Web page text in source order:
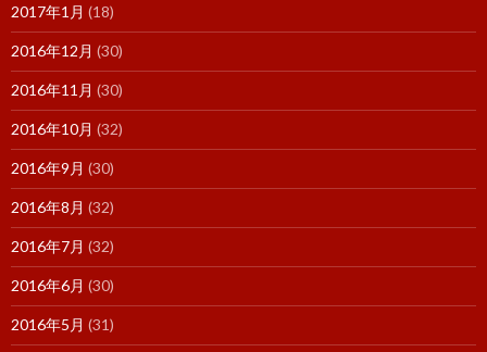
2017年1月 (18)
2016年12月 (30)
2016年11月 (30)
2016年10月 (32)
2016年9月 (30)
2016年8月 (32)
2016年7月 (32)
2016年6月 (30)
2016年5月 (31)